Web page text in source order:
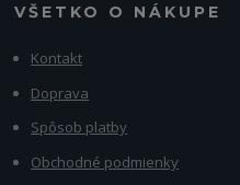
VŠETKO O NÁKUPE
Kontakt
Doprava
Spôsob platby
Obchodné podmienky